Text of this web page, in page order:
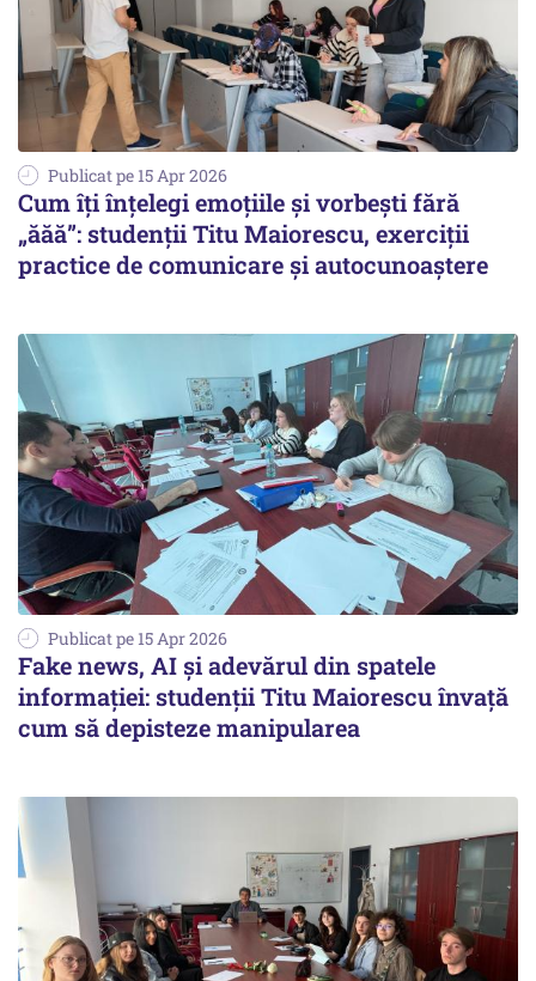
Publicat pe 15 Apr 2026
Cum îți înțelegi emoțiile și vorbești fără
„ăăă”: studenții Titu Maiorescu, exerciții
practice de comunicare și autocunoaștere
Publicat pe 15 Apr 2026
Fake news, AI și adevărul din spatele
informației: studenții Titu Maiorescu învață
cum să depisteze manipularea